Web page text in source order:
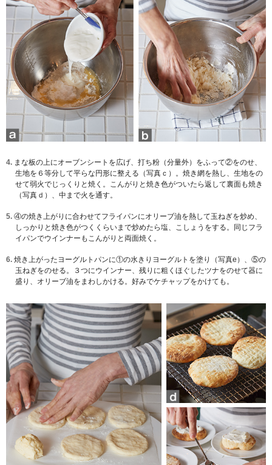
4. まな板の上にオーブンシートを広げ、打ち粉（分量外）をふって②をのせ、
生地を６等分して平らな円形に整える（写真ｃ）。焼き網を熱し、生地をの
せて弱火でじっくりと焼く。こんがりと焼き色がついたら返して裏面も焼き
（写真ｄ）、中まで火を通す。
5. ④の焼き上がりに合わせてフライパンにオリーブ油を熱して玉ねぎを炒め、
しっかりと焼き色がつくくらいまで炒めたら塩、こしょうをする。同じフラ
イパンでウインナーもこんがりと両面焼く。
6. 焼き上がったヨーグルトパンに①の水きりヨーグルトを塗り（写真e）、⑤の
玉ねぎをのせる。３つにウインナー、残りに粗くほぐしたツナをのせて器に
盛り、オリーブ油をまわしかける。好みでケチャップをかけても。